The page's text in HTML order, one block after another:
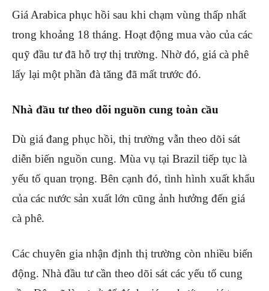
Giá Arabica phục hồi sau khi chạm vùng thấp nhất
trong khoảng 18 tháng. Hoạt động mua vào của các
quỹ đầu tư đã hỗ trợ thị trường. Nhờ đó, giá cà phê
lấy lại một phần đà tăng đã mất trước đó.
Nhà đầu tư theo dõi nguồn cung toàn cầu
Dù giá đang phục hồi, thị trường vẫn theo dõi sát
diễn biến nguồn cung. Mùa vụ tại Brazil tiếp tục là
yếu tố quan trọng. Bên cạnh đó, tình hình xuất khẩu
của các nước sản xuất lớn cũng ảnh hưởng đến giá
cà phê.
Các chuyên gia nhận định thị trường còn nhiều biến
động. Nhà đầu tư cần theo dõi sát các yếu tố cung